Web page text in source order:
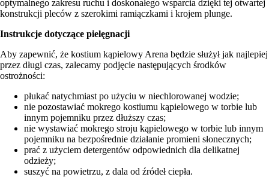
optymalnego zakresu ruchu i doskonałego wsparcia dzięki tej otwartej
konstrukcji pleców z szerokimi ramiączkami i krojem plunge.
Instrukcje dotyczące pielęgnacji
Aby zapewnić, że kostium kąpielowy Arena będzie służył jak najlepiej
przez długi czas, zalecamy podjęcie następujących środków
ostrożności:
płukać natychmiast po użyciu w niechlorowanej wodzie;
nie pozostawiać mokrego kostiumu kąpielowego w torbie lub
innym pojemniku przez dłuższy czas;
nie wystawiać mokrego stroju kąpielowego w torbie lub innym
pojemniku na bezpośrednie działanie promieni słonecznych;
prać z użyciem detergentów odpowiednich dla delikatnej
odzieży;
suszyć na powietrzu, z dala od źródeł ciepła.